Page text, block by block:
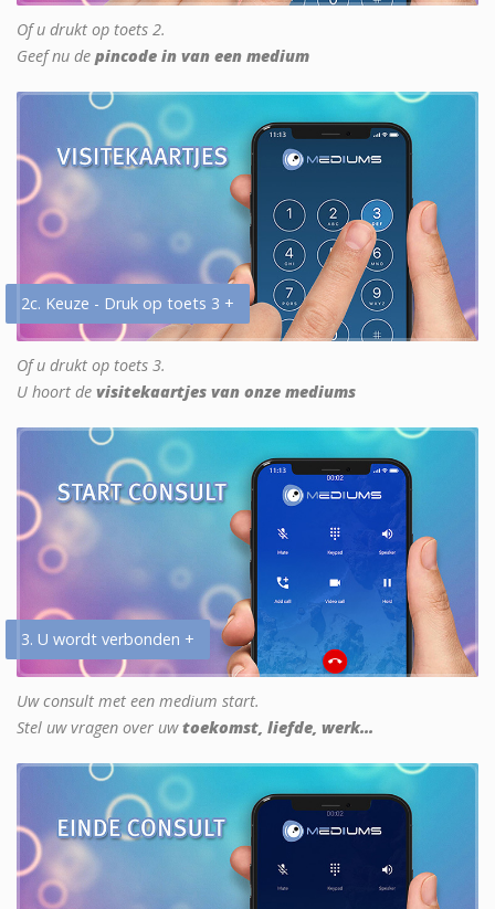
Of u drukt op toets 2.
Geef nu de pincode in van een medium
2c. Keuze - Druk op toets 3 +
Of u drukt op toets 3.
U hoort de visitekaartjes van onze mediums
3. U wordt verbonden +
Uw consult met een medium start.
Stel uw vragen over uwtoekomst, liefde, werk...